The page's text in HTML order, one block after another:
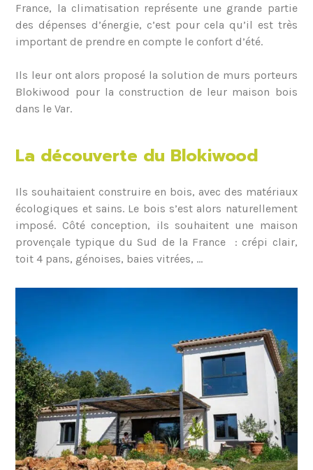
France, la climatisation représente une grande partie
des dépenses d’énergie, c’est pour cela qu’il est très
important de prendre en compte le confort d’été.
Ils leur ont alors proposé la solution de murs porteurs
Blokiwood pour la construction de leur maison bois
dans le Var.
La découverte du Blokiwood
Ils souhaitaient construire en bois, avec des matériaux
écologiques et sains. Le bois s’est alors naturellement
imposé. Côté conception, ils souhaitent une maison
provençale typique du Sud de la France : crépi clair,
toit 4 pans, génoises, baies vitrées, …